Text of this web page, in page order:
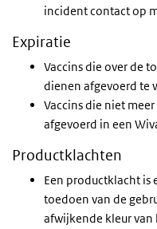
incident contact op
Expiratie
Vaccins die over de
dienen afgevoerd te
Vaccins die niet
afgevoerd in een
Productklachten
Een productklacht is
toedoen van de
afwijkende kleur